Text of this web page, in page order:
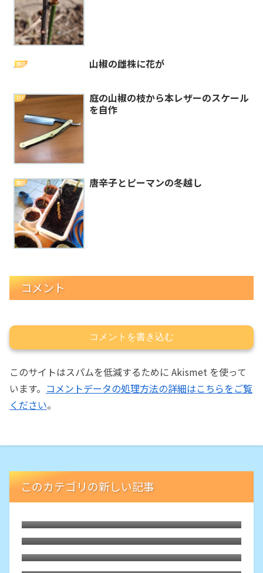
園芸 山椒の雌株に花が
DIY
庭の山椒の枝から本レザーのスケール
を自作
園芸 唐辛子とピーマンの冬越し
コメント
コメントを書き込む
このサイトはスパムを低減するために Akismet を使って
います。 コメントデータの処理方法の詳細はこちらをご覧
ください。
このカテゴリの新しい記事
久しぶりに購入した気圧計付き腕時計は
「SUNNTO Core」
プルーンの皮で果実酒を
庭のプルーンでジャムを作ってみた5年ぶ
り二回目